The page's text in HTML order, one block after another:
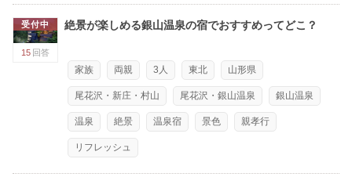
受付中
15 回答
絶景が楽しめる銀山温泉の宿でおすすめってどこ？
家族 両親 3人 東北 山形県
尾花沢・新庄・村山 尾花沢・銀山温泉 銀山温泉
温泉 絶景 温泉宿 景色 親孝行
リフレッシュ